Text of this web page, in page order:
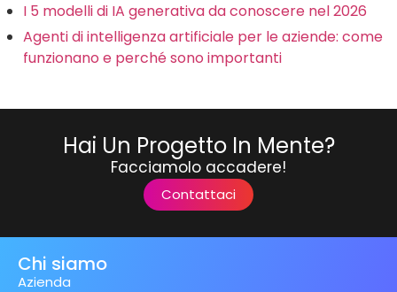
I 5 modelli di IA generativa da conoscere nel 2026
Agenti di intelligenza artificiale per le aziende: come
funzionano e perché sono importanti
Hai Un Progetto In Mente?
Facciamolo accadere!
Contattaci
Chi siamo
Azienda